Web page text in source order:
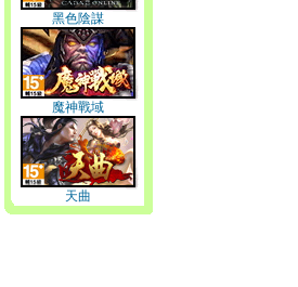
黑色陰謀
魔神戰域
天曲